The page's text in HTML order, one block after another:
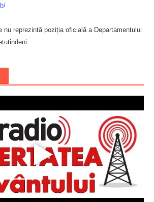
nu reprezintă poziția oficială a Departamentului